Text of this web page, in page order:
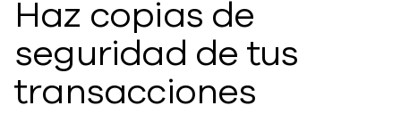
Haz copias de
seguridad de tus
transacciones